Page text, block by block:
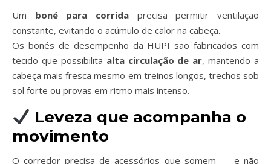
Um boné para corrida precisa permitir ventilação
constante, evitando o acúmulo de calor na cabeça.
Os bonés de desempenho da HUPI são fabricados com
tecido que possibilita alta circulação de ar, mantendo a
cabeça mais fresca mesmo em treinos longos, trechos sob
sol forte ou provas em ritmo mais intenso.
Leveza que acompanha o
movimento
O corredor precisa de acessórios que somem — e não